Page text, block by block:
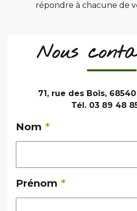
répondre à chacune de
Nous
71, rue des Bois, 68540
Tél. 03 89 48
Nom *
Prénom *